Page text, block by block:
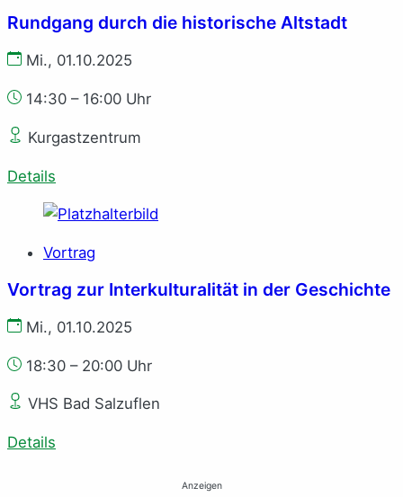
Rundgang durch die historische Altstadt
Mi., 01.10.2025
14:30 – 16:00 Uhr
Kurgastzentrum
Details
Vortrag
Vortrag zur Interkulturalität in der Geschichte
Mi., 01.10.2025
18:30 – 20:00 Uhr
VHS Bad Salzuflen
Details
Anzeigen